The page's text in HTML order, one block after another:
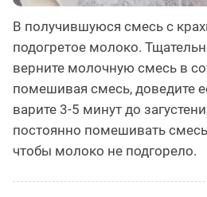
В получившуюся смесь с
подогретое молоко.
верните молочную смесь в
помешивая смесь, доведите
варите 3-5 минут до
постоянно помешивать
чтобы молоко не подгорело.